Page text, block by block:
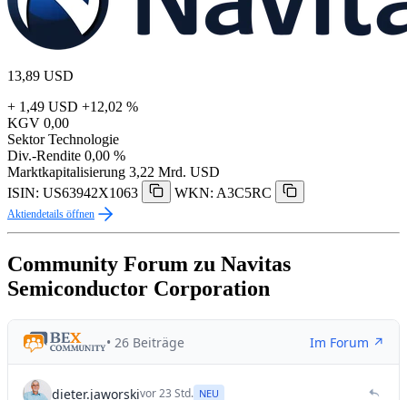
13,89 USD
+ 1,49 USD +12,02 %
KGV 0,00
Sektor Technologie
Div.-Rendite 0,00 %
Marktkapitalisierung 3,22 Mrd. USD
ISIN: US63942X1063
WKN: A3C5RC
Aktiendetails öffnen
Community Forum zu Navitas
Semiconductor Corporation